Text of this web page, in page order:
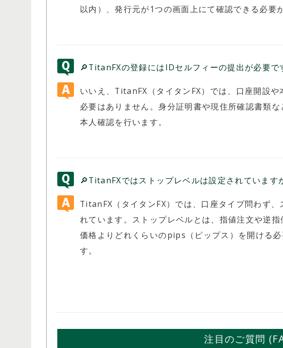
以内）、発行元が1つの画面上にて確認できる必要
🔎TitanFXの登録にはIDセルフィーの提出が必要で
いいえ、TitanFX（タイタンFX）では、口座開設
必要はありません。身分証明書や現住所確認書類
本人確認を行います。
🔎TitanFXではストップレベルは設定されています
TitanFX（タイタンFX）では、口座タイプ問わず
れています。ストップレベルとは、指値注文や逆
価格よりどれくらいのpips（ピップス）を開ける
す。
注目のご質問
開催期間：常時開催